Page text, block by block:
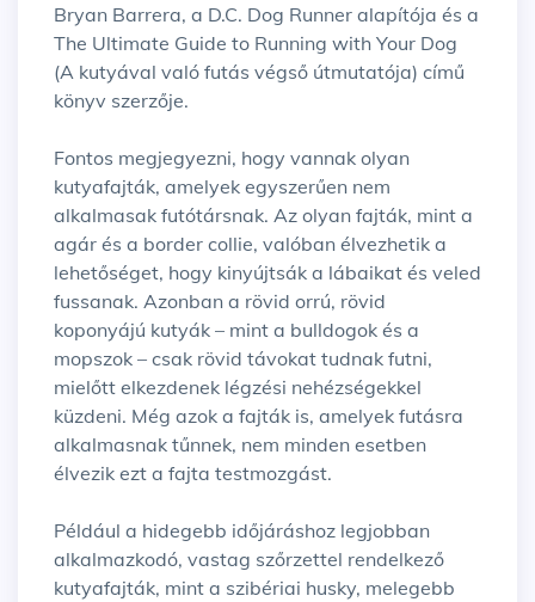
Bryan Barrera, a D.C. Dog Runner alapítója és a
The Ultimate Guide to Running with Your Dog
(A kutyával való futás végső útmutatója) című
könyv szerzője.
Fontos megjegyezni, hogy vannak olyan
kutyafajták, amelyek egyszerűen nem
alkalmasak futótársnak. Az olyan fajták, mint a
agár és a border collie, valóban élvezhetik a
lehetőséget, hogy kinyújtsák a lábaikat és veled
fussanak. Azonban a rövid orrú, rövid
koponyájú kutyák – mint a bulldogok és a
mopszok – csak rövid távokat tudnak futni,
mielőtt elkezdenek légzési nehézségekkel
küzdeni. Még azok a fajták is, amelyek futásra
alkalmasnak tűnnek, nem minden esetben
élvezik ezt a fajta testmozgást.
Például a hidegebb időjáráshoz legjobban
alkalmazkodó, vastag szőrzettel rendelkező
kutyafajták, mint a szibériai husky, melegebb